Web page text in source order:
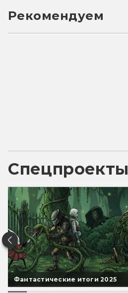
Рекомендуем
Спецпроекты
Фантастические итоги 2025